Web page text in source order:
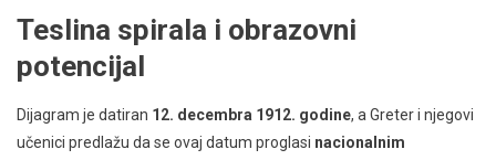
Teslina spirala i obrazovni
potencijal
Dijagram je datiran 12. decembra 1912. godine, a Greter i njegovi
učenici predlažu da se ovaj datum proglasi nacionalnim